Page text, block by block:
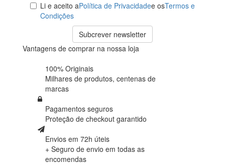
Li e aceito aPolítica de Privacidadee osTermos e
Condições
Subcrever newsletter
Vantagens de comprar na nossa loja
100% Originais
Milhares de produtos, centenas de
marcas
Pagamentos seguros
Proteção de checkout garantido
Envios em 72h úteis
+ Seguro de envio em todas as
encomendas